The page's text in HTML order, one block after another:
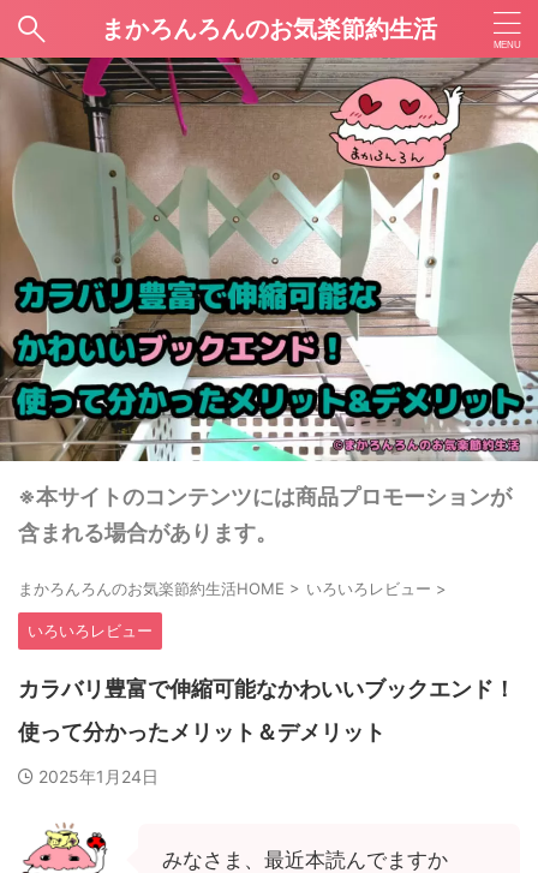
まかろんろんのお気楽節約生活
※本サイトのコンテンツには商品プロモーションが
含まれる場合があります。
まかろんろんのお気楽節約生活HOME > いろいろレビュー >
いろいろレビュー
カラバリ豊富で伸縮可能なかわいいブックエンド！
使って分かったメリット＆デメリット
2025年1月24日
みなさま、最近本読んでますか